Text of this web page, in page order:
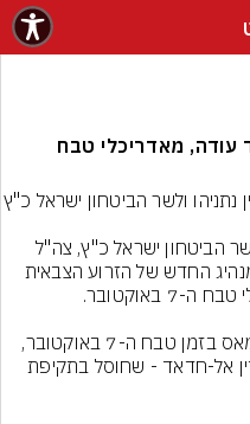
עודה, מאדריכלי טבח
בהוראת ראש הממשלה בנימין נתניהו ושר הביטחון ישראל כ"ץ, צה"ל
ומונה לפני כשבוע למחליפו של עז א-דין אל-חדאד - שחוסל בתקיפת